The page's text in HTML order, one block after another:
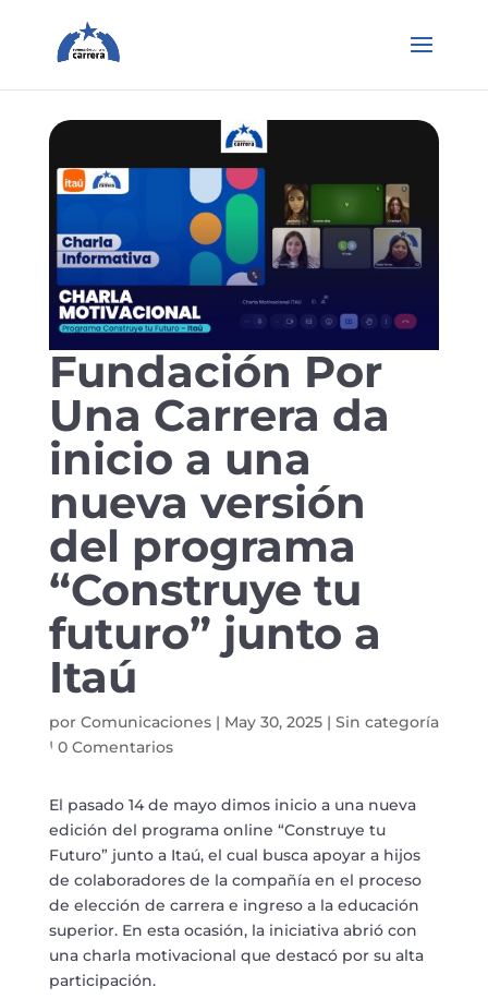
Fundación Por
Una Carrera da
inicio a una
nueva versión
del programa
“Construye tu
futuro” junto a
Itaú
por Comunicaciones| May 30, 2025| Sin categoría
| 0 Comentarios
El pasado 14 de mayo dimos inicio a una nueva
edición del programa online “Construye tu
Futuro” junto a Itaú, el cual busca apoyar a hijos
de colaboradores de la compañía en el proceso
de elección de carrera e ingreso a la educación
superior. En esta ocasión, la iniciativa abrió con
una charla motivacional que destacó por su alta
participación.